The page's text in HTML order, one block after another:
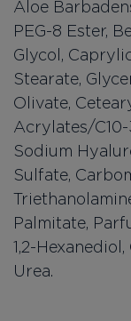
Aloe
PEG-8 Ester,
Glycol,
Stearate,
Olivate,
Acrylates/
Sodium
Sulfate,
Palmitate,
1,2-
Urea.